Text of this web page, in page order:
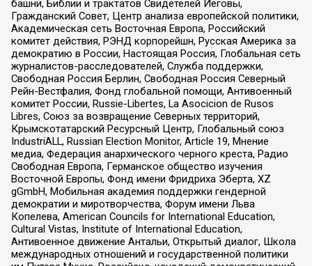
башни, Библии и трактатов Свидетелей Иеговы,
Гражданский Совет, Центр анализа европейской политики,
Академическая сеть Восточная Европа, Российский
комитет действия, РЭНД корпорейшн, Русская Америка за
демократию в России, Настоящая Россия, Глобальная сеть
журналистов-расследователей, Служба поддержки,
Свободная Россия Берлин, Свободная Россия Северный
Рейн-Вестфалия, Фонд глобальной помощи, Антивоенный
комитет России, Russie-Libertes, La Asocicion de Rusos
Libres, Союз за возвращение Северных территорий,
Крымскотатарский Ресурсный Центр, Глобальный союз
IndustriALL, Russian Election Monitor, Article 19, Мнение
медиа, Федерация анархического черного креста, Радио
Свободная Европа, Германское общество изучения
Восточной Европы, Фонд имени Фридриха Эберта, XZ
gGmbH, Мобильная академия поддержки гендерной
демократии и миротворчества, Форум имени Льва
Копелева, American Councils for International Education,
Cultural Vistas, Institute of International Education,
Антивоенное движение Антальи, Открытый диалог, Школа
международных отношений и государственной политики